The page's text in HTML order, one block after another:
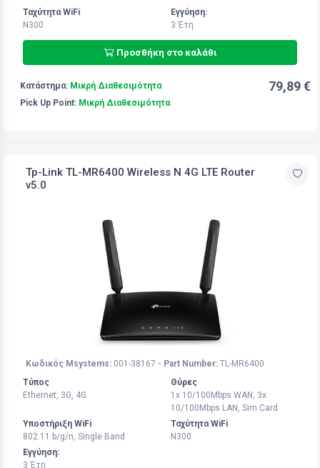
Ταχύτητα WiFi
N300
Εγγύηση:
3 Έτη
Προσθήκη στο καλάθι
Κατάστημα: Μικρή Διαθεσιμότητα
Pick Up Point: Μικρή Διαθεσιμότητα
79,89 €
Tp-Link TL-MR6400 Wireless N 4G LTE Router
v5.0
Κωδικός Msystems: 001-38167 - Part Number: TL-MR6400
Τύπος
Ethernet, 3G, 4G
Θύρες
1x 10/100Mbps WAN, 3x
10/100Mbps LAN, Sim Card
Υποστήριξη WiFi
802.11 b/g/n, Single Band
Ταχύτητα WiFi
N300
Εγγύηση:
3 Έτη